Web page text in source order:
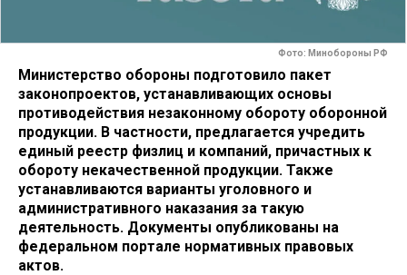
Фото: Минобороны РФ
Министерство обороны подготовило пакет
законопроектов, устанавливающих основы
противодействия незаконному обороту оборонной
продукции. В частности, предлагается учредить
единый реестр физлиц и компаний, причастных к
обороту некачественной продукции. Также
устанавливаются варианты уголовного и
административного наказания за такую
деятельность. Документы опубликованы на
федеральном портале нормативных правовых
актов.